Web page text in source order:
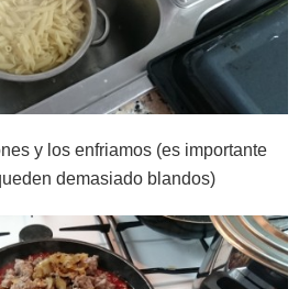
y los enfriamos (es importante
demasiado blandos)